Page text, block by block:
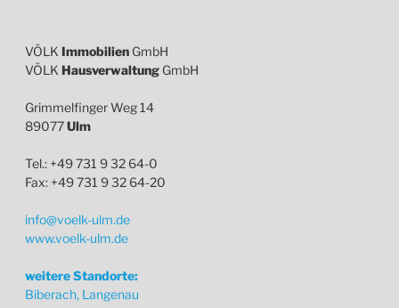
VÖLK Immobilien GmbH
VÖLK Hausverwaltung GmbH
Grimmelfinger Weg 14
89077Ulm
Tel.: +49 731 9 32 64-0
Fax: +49 731 9 32 64-20
info@voelk-ulm.de
www.voelk-ulm.de
weitere Standorte:
Biberach, Langenau